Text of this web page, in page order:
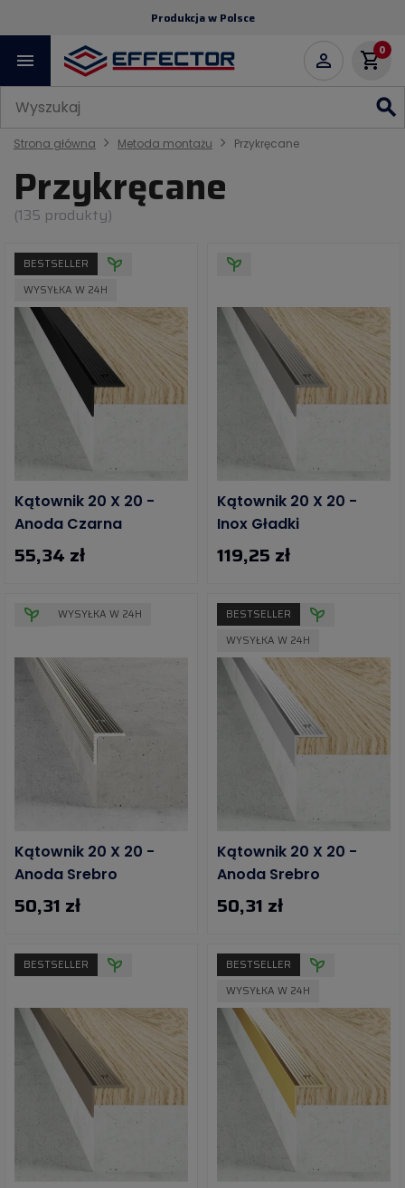
Produkcja w Polsce
menu
search
 shopping_cart0
Strona główna Metoda montażu Przykręcane
Przykręcane
(135 produkty)
Kątownik 20 X 20 -
Anoda Czarna
55,34 zł
BESTSELLER
WYSYŁKA W 24H
Kątownik 20 X 20 -
Inox Gładki
119,25 zł
Kątownik 20 X 20 -
Anoda Srebro
50,31 zł
WYSYŁKA W 24H
Kątownik 20 X 20 -
Anoda Srebro
50,31 zł
BESTSELLER
WYSYŁKA W 24H
BESTSELLER
BESTSELLER
WYSYŁKA W 24H